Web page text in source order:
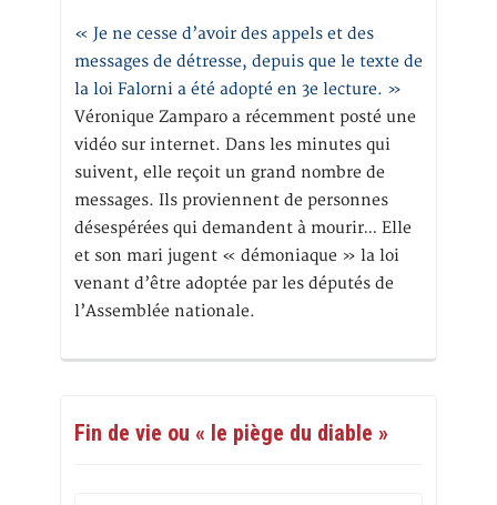
« Je ne cesse d’avoir des appels et des
messages de détresse, depuis que le texte de
la loi Falorni a été adopté en 3e lecture. »
Véronique Zamparo a récemment posté une
vidéo sur internet. Dans les minutes qui
suivent, elle reçoit un grand nombre de
messages. Ils proviennent de personnes
désespérées qui demandent à mourir… Elle
et son mari jugent « démoniaque » la loi
venant d’être adoptée par les députés de
l’Assemblée nationale.
Fin de vie ou « le piège du diable »